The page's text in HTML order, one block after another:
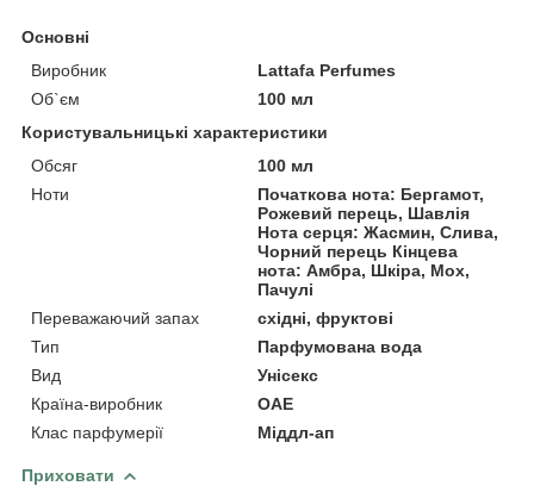
Основні
Виробник
Lattafa Perfumes
Об`єм
100 мл
Користувальницькі характеристики
Обсяг
100 мл
Ноти
Початкова нота: Бергамот,
Рожевий перець, Шавлія
Нота серця: Жасмин, Слива,
Чорний перець Кінцева
нота: Амбра, Шкіра, Мох,
Пачулі
Переважаючий запах
східні, фруктові
Тип
Парфумована вода
Вид
Унісекс
Країна-виробник
ОАЕ
Клас парфумерії
Міддл-ап
Приховати